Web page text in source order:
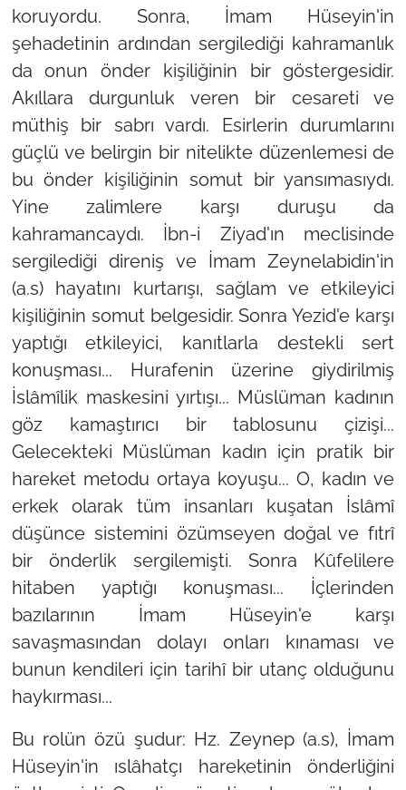
koruyordu. Sonra, İmam Hüseyin'in
şehadetinin ardından sergilediği kahramanlık
da onun önder kişiliğinin bir göstergesidir.
Akıllara durgunluk veren bir cesareti ve
müthiş bir sabrı vardı. Esirlerin durumlarını
güçlü ve belirgin bir nitelikte düzenlemesi de
bu önder kişiliğinin somut bir yansımasıydı.
Yine zalimlere karşı duruşu da
kahramancaydı. İbn-i Ziyad'ın meclisinde
sergilediği direniş ve İmam Zeynelabidin'in
(a.s) hayatını kurtarışı, sağlam ve etkileyici
kişiliğinin somut belgesidir. Sonra Yezid'e karşı
yaptığı etkileyici, kanıtlarla destekli sert
konuşması... Hurafenin üzerine giydirilmiş
İslâmîlik maskesini yırtışı... Müslüman kadının
göz kamaştırıcı bir tablosunu çizişi...
Gelecekteki Müslüman kadın için pratik bir
hareket metodu ortaya koyuşu... O, kadın ve
erkek olarak tüm insanları kuşatan İslâmî
düşünce sistemini özümseyen doğal ve fıtrî
bir önderlik sergilemişti. Sonra Kûfelilere
hitaben yaptığı konuşması... İçlerinden
bazılarının İmam Hüseyin'e karşı
savaşmasından dolayı onları kınaması ve
bunun kendileri için tarihî bir utanç olduğunu
haykırması...
Bu rolün özü şudur: Hz. Zeynep (a.s), İmam
Hüseyin'in ıslâhatçı hareketinin önderliğini